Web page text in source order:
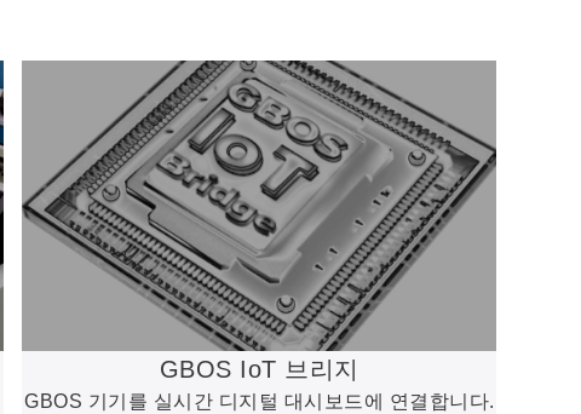
GBOS IoT 브리지
GBOS 기기를 실시간 디지털 대시보드에 연결합니다.